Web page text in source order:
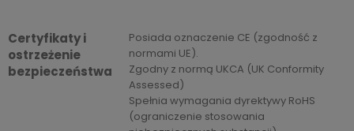
Certyfikaty i
ostrzeżenie
bezpieczeństwa
Posiada oznaczenie CE (zgodność z
normami UE).
Zgodny z normą UKCA (UK Conformity
Assessed)
Spełnia wymagania dyrektywy RoHS
(ograniczenie stosowania